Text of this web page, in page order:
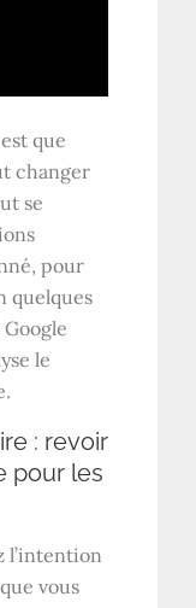
que
changer
se
pour
quelques
le
: revoir
pour les
l’intention
vous